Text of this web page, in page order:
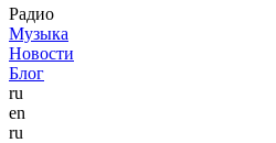
Радио
Музыка
Новости
Блог
ru
en
ru